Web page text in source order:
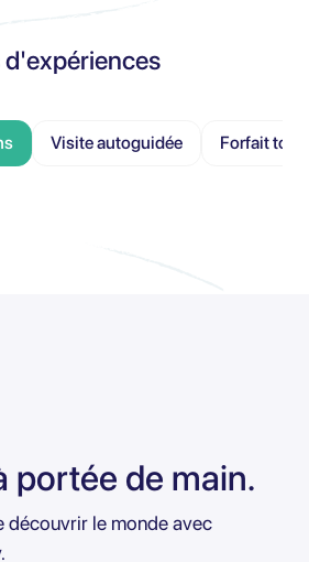
Visite autoguidée Forfait
portée de main.
découvrir le monde avec